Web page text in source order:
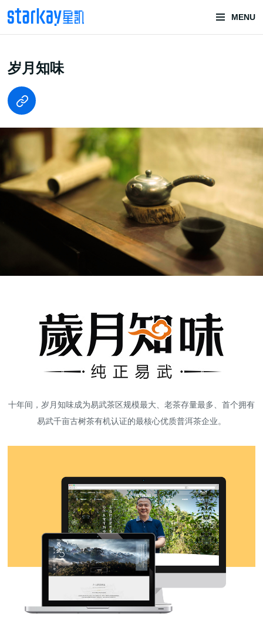
MENU
头部潮玩
技术服务商
潮玩技术解决方案
头部潮玩盲盒/谷子卡牌/二次元手办抽赏开发
一番赏/魔力赏/福袋抽赏/宝箱赏/无限赏
高端网站建设
岁月知味
十年间，岁月知味成为易武茶区规模最大、老茶存量最多、首个拥有
易武千亩古树茶有机认证的最核心优质普洱茶企业。